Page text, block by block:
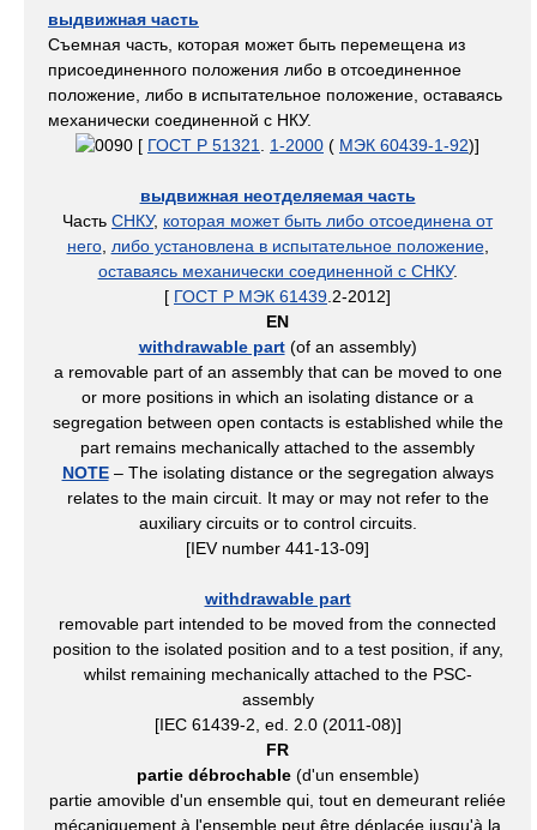
выдвижная часть
Съемная часть, которая может быть перемещена из
присоединенного положения либо в отсоединенное
положение, либо в испытательное положение, оставаясь
механически соединенной с НКУ.
[ ГОСТ Р 51321 1-2000 ( МЭК 60439-1-92)]
выдвижная неотделяемая часть
Часть СНКУ, которая может быть либо отсоединена от
него, либо установлена в испытательное положение,
оставаясь механически соединенной с СНКУ.
[ ГОСТ Р МЭК 61439 .2-2012]
EN
withdrawable part(of an assembly)
a removable part of an assembly that can be moved to one
or more positions in which an isolating distance or a
segregation between open contacts is established while the
part remains mechanically attached to the assembly
NOTE– The isolating distance or the segregation always
relates to the main circuit. It may or may not refer to the
auxiliary circuits or to control circuits.
[IEV number 441-13-09]
withdrawable part
removable part intended to be moved from the connected
position to the isolated position and to a test position, if any,
whilst remaining mechanically attached to the PSC-
assembly
[IEC 61439-2, ed. 2.0 (2011-08)]
FR
partie débrochable(d'un ensemble)
partie amovible d'un ensemble qui, tout en demeurant reliée
mécaniquement à l'ensemble peut être déplacée jusqu'à la